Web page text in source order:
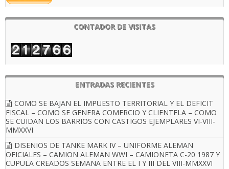
CONTADOR DE VISITAS
ENTRADAS RECIENTES
COMO SE BAJAN EL IMPUESTO TERRITORIAL Y EL DEFICIT
FISCAL – COMO SE GENERA COMERCIO Y CLIENTELA – COMO
SE CUIDAN LOS BARRIOS CON CASTIGOS EJEMPLARES VI-VIII-
MMXXVI
DISENIOS DE TANKE MARK IV – UNIFORME ALEMAN
OFICIALES – CAMION ALEMAN WWI – CAMIONETA C-20 1987 Y
CUPULA CREADOS SEMANA ENTRE EL I Y III DEL VIII-MMXXVI